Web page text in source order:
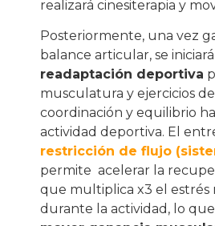
realizará cinesiterapia y
Posteriormente, una vez
balance articular, se
readaptación deportiva
musculatura y ejercicios
coordinación y equilibrio
actividad deportiva. El
restricción de flujo
permite acelerar la
que multiplica x3 el estrés
durante la actividad, lo